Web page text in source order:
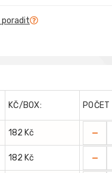
poradit
KČ/BOX: POČET
182 Kč -
182 Kč -